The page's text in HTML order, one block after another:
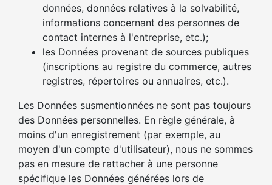
données, données relatives à la solvabilité,
informations concernant des personnes de
contact internes à l'entreprise, etc.);
les Données provenant de sources publiques
(inscriptions au registre du commerce, autres
registres, répertoires ou annuaires, etc.).
Les Données susmentionnées ne sont pas toujours
des Données personnelles. En règle générale, à
moins d'un enregistrement (par exemple, au
moyen d'un compte d'utilisateur), nous ne sommes
pas en mesure de rattacher à une personne
spécifique les Données générées lors de